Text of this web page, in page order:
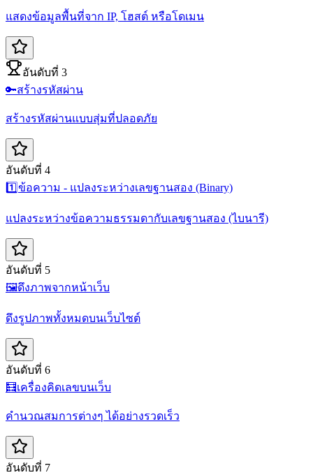
แสดงข้อมูลพื้นที่จาก IP, โฮสต์ หรือโดเมน
อันดับที่ 3
🔑สร้างรหัสผ่าน
สร้างรหัสผ่านแบบสุ่มที่ปลอดภัย
อันดับที่ 4
1️⃣ข้อความ - แปลงระหว่างเลขฐานสอง (Binary)
แปลงระหว่างข้อความธรรมดากับเลขฐานสอง (ไบนารี)
อันดับที่ 5
🖼️ดึงภาพจากหน้าเว็บ
ดึงรูปภาพทั้งหมดบนเว็บไซต์
อันดับที่ 6
🧮เครื่องคิดเลขบนเว็บ
คำนวณสมการต่างๆ ได้อย่างรวดเร็ว
อันดับที่ 7